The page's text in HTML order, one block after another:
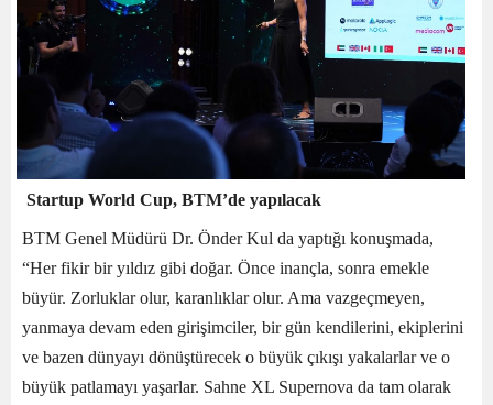
Startup World Cup, BTM’de yapılacak
BTM Genel Müdürü Dr. Önder Kul da yaptığı konuşmada,
“Her fikir bir yıldız gibi doğar. Önce inançla, sonra emekle
büyür. Zorluklar olur, karanlıklar olur. Ama vazgeçmeyen,
yanmaya devam eden girişimciler, bir gün kendilerini, ekiplerini
ve bazen dünyayı dönüştürecek o büyük çıkışı yakalarlar ve o
büyük patlamayı yaşarlar. Sahne XL Supernova da tam olarak